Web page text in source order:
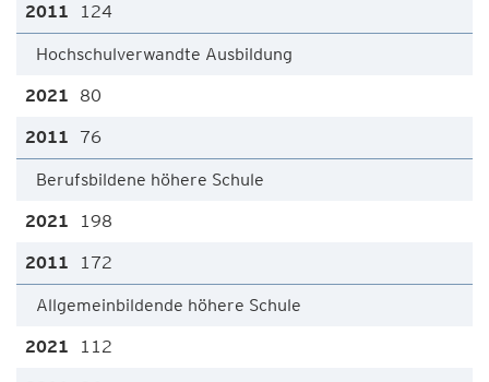
124
Hochschulverwandte Ausbildung
80
76
Berufsbildene höhere Schule
198
172
Allgemeinbildende höhere Schule
112